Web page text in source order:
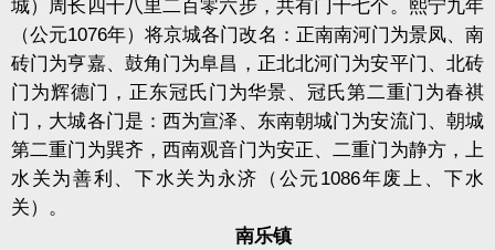
城）周长四十八里二百零六步，共有门十七个。熙宁九年
（公元1076年）将京城各门改名：正南南河门为景凤、南
砖门为亨嘉、鼓角门为阜昌，正北北河门为安平门、北砖
门为辉德门，正东冠氏门为华景、冠氏第二重门为春祺
门，大城各门是：西为宣泽、东南朝城门为安流门、朝城
第二重门为巽齐，西南观音门为安正、二重门为静方，上
水关为善利、下水关为永济（公元 1086年废上、下水
关）。
南乐镇